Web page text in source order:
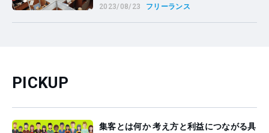
2023/08/23 フリーランス
PICKUP
集客とは何か 考え方と利益につながる具